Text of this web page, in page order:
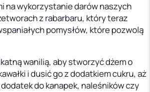
na wykorzystanie darów naszych
z rabarbaru, który teraz
pomysłów, które pozwolą
wanilią, aby stworzyć dżem o
i dusić go z dodatkiem cukru, aż
do kanapek, naleśników czy